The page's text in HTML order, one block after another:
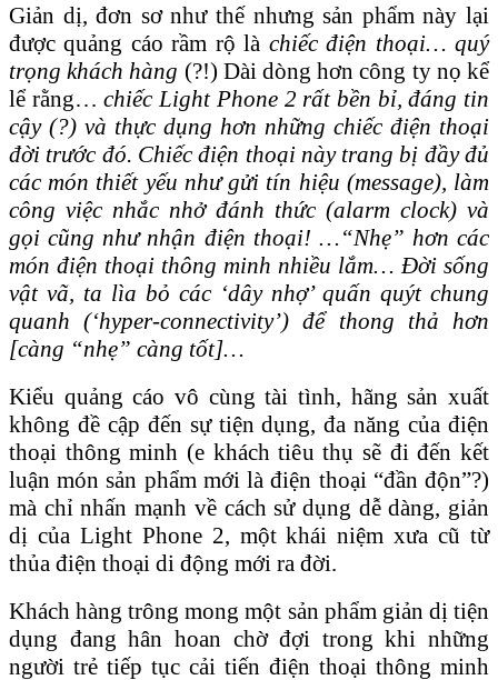
Giản dị, đơn sơ như thế nhưng sản phẩm này lại
được quảng cáo rầm rộ là chiếc điện thoại… quý
trọng khách hàng (?!) Dài dòng hơn công ty nọ kể
lể rằng…chiếc Light Phone 2 rất bền bỉ, đáng tin
cậy (?) và thực dụng hơn những chiếc điện thoại
đời trước đó. Chiếc điện thoại này trang bị đầy đủ
các món thiết yếu như gửi tín hiệu (message), làm
công việc nhắc nhở đánh thức (alarm clock) và
gọi cũng như nhận điện thoại! …“Nhẹ” hơn các
món điện thoại thông minh nhiều lắm… Đời sống
vật vã, ta lìa bỏ các ‘dây nhợ’ quấn quýt chung
quanh (‘hyper-connectivity’) để thong thả hơn
[càng “nhẹ” càng tốt]…
Kiểu quảng cáo vô cùng tài tình, hãng sản xuất
không đề cập đến sự tiện dụng, đa năng của điện
thoại thông minh (e khách tiêu thụ sẽ đi đến kết
luận món sản phẩm mới là điện thoại “đần độn”?)
mà chỉ nhấn mạnh về cách sử dụng dễ dàng, giản
dị của Light Phone 2, một khái niệm xưa cũ từ
thủa điện thoại di động mới ra đời.
Khách hàng trông mong một sản phẩm giản dị tiện
dụng đang hân hoan chờ đợi trong khi những
người trẻ tiếp tục cải tiến điện thoại thông minh